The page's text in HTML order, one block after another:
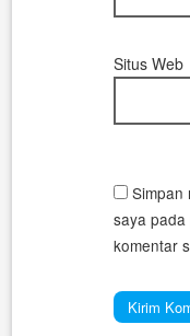
Situs Web
Simpan
saya
komentar